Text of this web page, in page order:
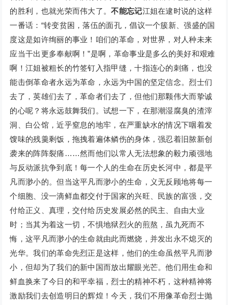
的胜利，也就光荣而伟大了。不能忘记江姐在逮时说的这样
一番话：“转变贫困，落伍的面孔，倡议一个簇新、强盛的国
度这是如许绚丽的事业！咱们的革命，对世界，对人种未来
应当干出更多奉献啊！”是啊，革命事业是多么的美好和艰难
啊！江姐被粗长的竹签钉入指甲缝，十指连心的刺痛，也没
能击倒革命者永远为革命，永远为中国的坚定信念。烈士们
去了，英雄们去了，革命者们去了，但他们那颗伟大而挚诚
的心呢？将永远鼓舞我们。试想一下，在那潮湿腐臭的渣滓
洞、白公馆，近乎窒息的地牢，在严重缺水的情况下咽着发
馊味的残羹剩饭，拖拽着遍体鳞伤的身体，强忍着旧脓新创
袭来的阵阵裂痛……然而他们以常人无法想象的毅力顽强地
与反动派抗争到底！每一个人的生命在历史长河中，都是平
凡而渺小的。但当这平凡而渺小的生命，义无反顾地将每一
个细胞、没一滴鲜血都交付于国家的兴旺、民族的富强，交
付给正义、真理，交付给历史发展必然的民主、自由大业
时；当其为着这一切，不惧地狱烈火的煎熬，虽九死而不
悔，这平凡而渺小的生命就由此而燃烧，并发出永不熄灭的
光华。我们的革命先烈正是这样，他们的生命虽然平凡而渺
小，但却为了我们的新中国而放出耀眼光芒。他们用生命和
鲜血换来了今日的和平幸福，烈士的精神不朽，这种精神将
激励我们去创造明日的辉煌！今天，我们不用像革命烈士抛